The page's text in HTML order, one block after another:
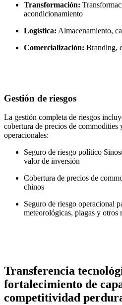
Transformación:
acondicionamiento
Logística: Almacenamiento,
Comercialización: Branding,
Gestión de riesgos
La gestión completa de riesgos
cobertura de precios de commodities
operacionales:
Seguro de riesgo político
valor de inversión
Cobertura de precios de
chinos
Seguro de riesgo operacional
meteorológicas, plagas y otros
Transferencia
fortalecimiento de
competitividad